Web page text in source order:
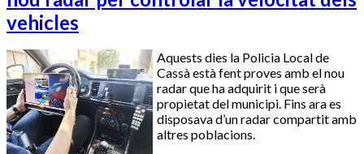
vehicles
Aquests dies la Policia Local de
Cassà està fent proves amb el nou
radar que ha adquirit i que serà
propietat del municipi. Fins ara es
disposava d’un radar compartit amb
altres poblacions.